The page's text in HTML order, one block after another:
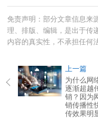
免责声明：部分文章信息来
理、排版、编辑，是出于传
内容的真实性，不承担任何
上一篇
为什么网
逐渐超越
销？因为
销传播性
传效果明